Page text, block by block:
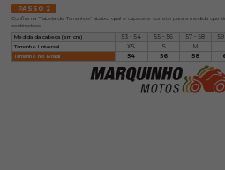
PASSO 2
Confira na "Tabela de Tamanhos" abaixo qual o capacete correto para a medida que
centímetros
Medida da cabeça (em cm)
53 - 54 55 - 56 57 - 58
Tamanho Universal
XS S
M
Tamanho no Brasil
54 56 58